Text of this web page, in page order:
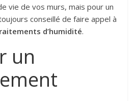
vie de vos murs, mais pour un
conseillé de faire appel à
d’humidité.
un